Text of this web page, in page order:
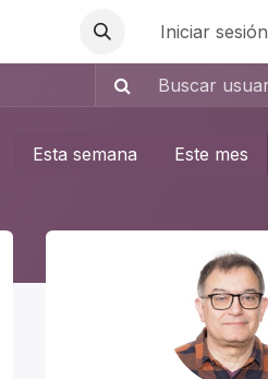
Iniciar sesión
Esta semana Este mes